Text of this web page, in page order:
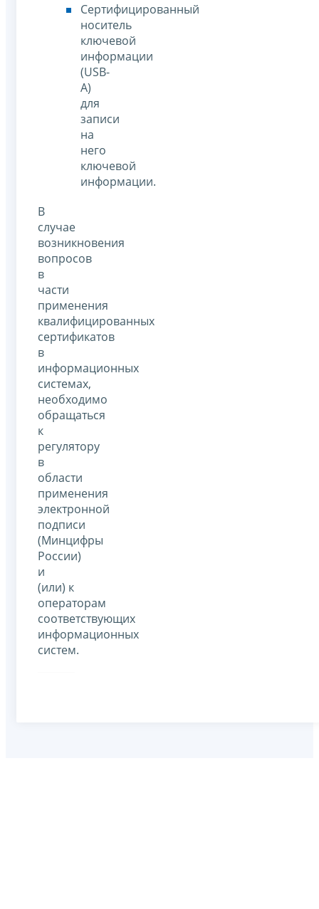
Сертифицированный
носитель
ключевой
информации
(USB-
А)
для
записи
на
него
ключевой
информации.
В
случае
возникновения
вопросов
в
части
применения
квалифицированных
сертификатов
в
информационных
системах,
необходимо
обращаться
к
регулятору
в
области
применения
электронной
подписи
(Минцифры
России)
и
(или) к
операторам
соответствующих
информационных
систем.